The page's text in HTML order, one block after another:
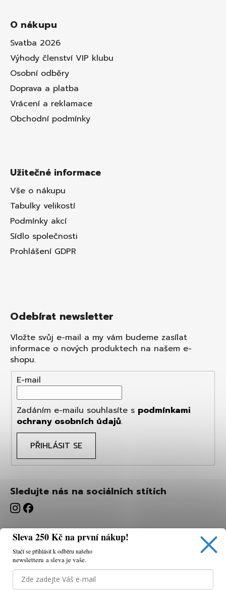
Používáme cookies, abychom vám umožnili pohodlné
prohlížení webu a díky analýze webu neustále zlepšovat
O nákupu
Svatba 2026
Výhody členství VIP klubu
Osobní odběry
Doprava a platba
Vrácení a reklamace
Obchodní podmínky
Užitečné informace
Vše o nákupu
Tabulky velikostí
Podmínky akcí
Sídlo společnosti
Prohlášení GDPR
Odebírat newsletter
Vložte svůj e-mail a my vám budeme zasílat
informace o nových produktech na našem e-
shopu.
E-mail
Zadáním e-mailu souhlasíte s podmínkami
ochrany osobních údajů.
PŘIHLÁSIT SE
Sledujte nás na sociálních stítích
Sleva 250 Kč na první nákup!
Stačí se přihlásit k odběru našeho
newsletteru a sleva je vaše.